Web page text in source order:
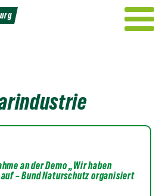
an der Demo „Wir haben
– Bund Naturschutz organisiert